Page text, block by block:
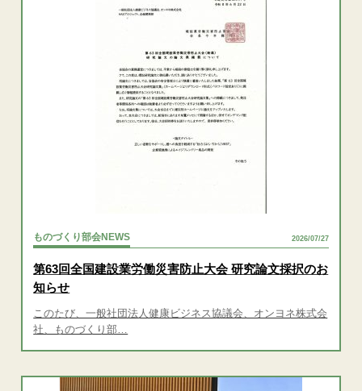
ものづくり部会NEWS 2026/07/27
第63回全国建設業労働災害防止大会 研究論文採択のお
知らせ
このたび、一般社団法人健康ビジネス協議会、オンヨネ株式会
社、ものづくり部…